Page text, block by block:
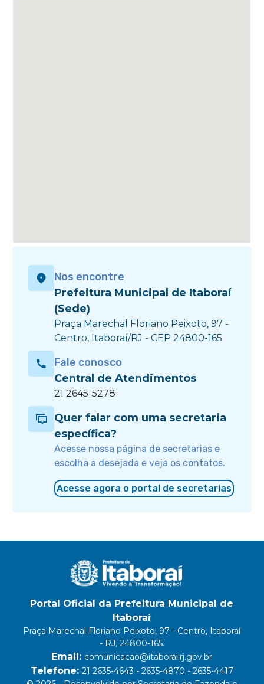
Nos encontre
Prefeitura Municipal de Itaboraí
(Sede)
Praça Marechal Floriano Peixoto, 97 -
Centro, Itaboraí/RJ - CEP 24800-165
Fale conosco
Central de Atendimentos
21 2645-5278
Quer falar com uma secretaria
específica?
Acesse nossa página de secretarias e
escolha a desejada e veja os contatos.
Acesse agora o portal de secretarias
Portal Oficial da Prefeitura Municipal de
Itaboraí
Praça Marechal Floriano Peixoto, 97 - Centro, Itaboraí
- RJ, 24800-165.
Email: comunicacao@itaborai.rj.gov.br
Telefone: 21 2635-4643 - 2635-4870 - 2635-4417